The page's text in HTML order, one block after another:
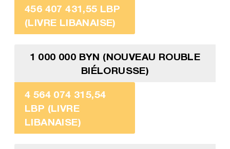
456 407 431,55 LBP
(LIVRE LIBANAISE)
1 000 000 BYN (NOUVEAU ROUBLE
BIÉLORUSSE)
4 564 074 315,54
LBP (LIVRE
LIBANAISE)